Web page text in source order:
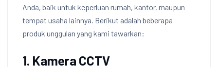
Anda, baik untuk keperluan rumah, kantor, maupun
tempat usaha lainnya. Berikut adalah beberapa
produk unggulan yang kami tawarkan:
1. Kamera CCTV